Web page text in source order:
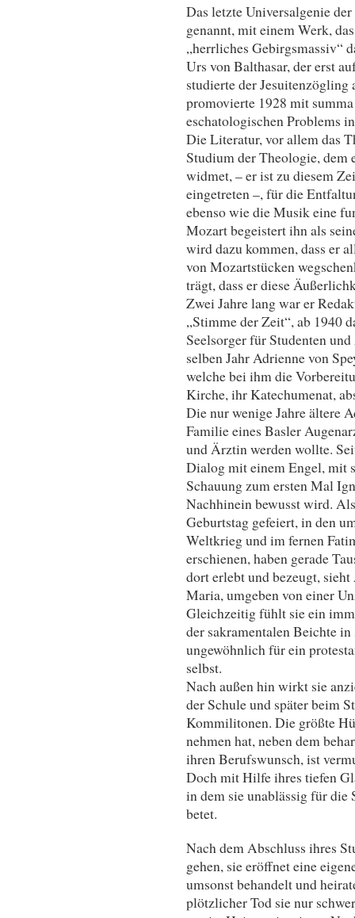
Das letzte Universalgenie
genannt, mit einem Werk,
„herrliches Gebirgsmassiv“
Urs von Balthasar, der erst
studierte der
promovierte 1928 mit
eschatologischen Problems
Die Literatur, vor allem das
Studium der Theologie, dem
widmet, – er ist zu diesem
eingetreten –, für die
ebenso wie die Musik eine
Mozart begeistert ihn als
wird dazu kommen, dass er
von Mozartstücken
trägt, dass er diese
Zwei Jahre lang war er
„Stimme der Zeit“, ab 1940
Seelsorger für Studenten
selben Jahr Adrienne von
welche bei ihm die
Kirche, ihr Katechumenat,
Die nur wenige Jahre ältere
Familie eines Basler
und Ärztin werden wollte.
Dialog mit einem Engel, mit
Schauung zum ersten Mal
Nachhinein bewusst wird.
Geburtstag gefeiert, in den
Weltkrieg und im fernen
erschienen, haben gerade
dort erlebt und bezeugt,
Maria, umgeben von einer
Gleichzeitig fühlt sie ein
der sakramentalen Beichte
ungewöhnlich für ein
selbst.
Nach außen hin wirkt sie
der Schule und später beim
Kommilitonen. Die größte
nehmen hat, neben dem
ihren Berufswunsch, ist
Doch mit Hilfe ihres tiefen
in dem sie unablässig für die
betet.
Nach dem Abschluss ihres
gehen, sie eröffnet eine
umsonst behandelt und
plötzlicher Tod sie nur